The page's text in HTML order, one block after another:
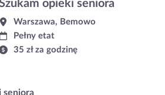
opieki seniora
Warszawa, Bemowo
Pełny etat
35 zł za godzinę
seniora